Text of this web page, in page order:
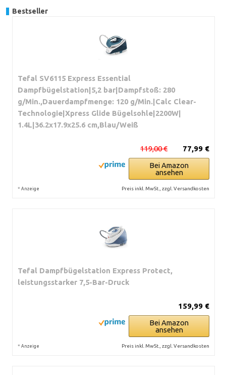
Bestseller
Tefal SV6115 Express Essential
Dampfbügelstation|5,2 bar|Dampfstoß: 280
g/Min.,Dauerdampfmenge: 120 g/Min.|Calc Clear-
Technologie|Xpress Glide Bügelsohle|2200W|
1.4L|36.2x17.9x25.6 cm,Blau/Weiß
77,99 €
119,00 €
Bei Amazon
ansehen
* Anzeige Preis inkl. MwSt., zzgl. Versandkosten
Tefal Dampfbügelstation Express Protect,
leistungsstarker 7,5-Bar-Druck
159,99 €
Bei Amazon
ansehen
* Anzeige Preis inkl. MwSt., zzgl. Versandkosten